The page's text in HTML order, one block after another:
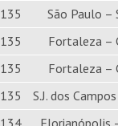
135
São Paulo –
135
Fortaleza –
135
Fortaleza –
135
S.J. dos
134
Florianópolis